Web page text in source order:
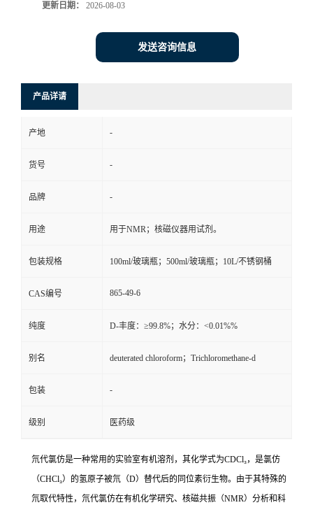
更新日期： 2026-08-03
发送咨询信息
产品详请
产地 -
货号 -
品牌 -
用途 用于NMR；核磁仪器用试剂。
包装规格 100ml/玻璃瓶；500ml/玻璃瓶；10L/不锈钢桶
CAS编号 865-49-6
纯度 D-丰度：≥99.8%；水分：<0.01%%
别名 deuterated chloroform；Trichloromethane-d
包装 -
级别 医药级
氘代氯仿是一种常用的实验室有机溶剂，其化学式为CDCl₃，是氯仿
（CHCl₃）的氢原子被氘（D）替代后的同位素衍生物。由于其特殊的
氘取代特性，氘代氯仿在有机化学研究、核磁共振（NMR）分析和科